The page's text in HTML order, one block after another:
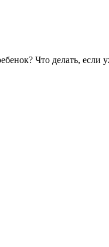
Что делать,